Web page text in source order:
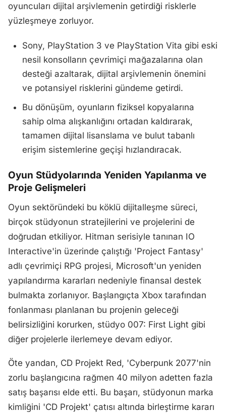
oyuncuları dijital arşivlemenin getirdiği risklerle
yüzleşmeye zorluyor.
Sony, PlayStation 3 ve PlayStation Vita gibi eski
nesil konsolların çevrimiçi mağazalarına olan
desteği azaltarak, dijital arşivlemenin önemini
ve potansiyel risklerini gündeme getirdi.
Bu dönüşüm, oyunların fiziksel kopyalarına
sahip olma alışkanlığını ortadan kaldırarak,
tamamen dijital lisanslama ve bulut tabanlı
erişim sistemlerine geçişi hızlandıracak.
Oyun Stüdyolarında Yeniden Yapılanma ve
Proje Gelişmeleri
Oyun sektöründeki bu köklü dijitalleşme süreci,
birçok stüdyonun stratejilerini ve projelerini de
doğrudan etkiliyor. Hitman serisiyle tanınan IO
Interactive'in üzerinde çalıştığı 'Project Fantasy'
adlı çevrimiçi RPG projesi, Microsoft'un yeniden
yapılandırma kararları nedeniyle finansal destek
bulmakta zorlanıyor. Başlangıçta Xbox tarafından
fonlanması planlanan bu projenin geleceği
belirsizliğini korurken, stüdyo 007: First Light gibi
diğer projelerle ilerlemeye devam ediyor.
Öte yandan, CD Projekt Red, 'Cyberpunk 2077'nin
zorlu başlangıcına rağmen 40 milyon adetten fazla
satış başarısı elde etti. Bu başarı, stüdyonun marka
kimliğini 'CD Projekt' çatısı altında birleştirme kararı